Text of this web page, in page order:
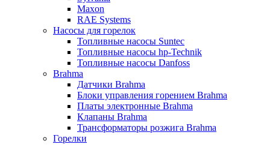
Maxon
RAE Systems
Насосы для горелок
Топливные насосы Suntec
Топливные насосы hp-Technik
Топливные насосы Danfoss
Brahma
Датчики Brahma
Блоки управления горением Brahma
Платы электронные Brahma
Клапаны Brahma
Трансформаторы розжига Brahma
Горелки